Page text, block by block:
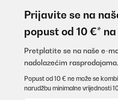
Prijavite se na
popust od 10 €*
Pretplatite se na naše e-
nadolazećim rasprodajama.
Popust od 10 € ne može se
narudžbu minimalne vrijednosti